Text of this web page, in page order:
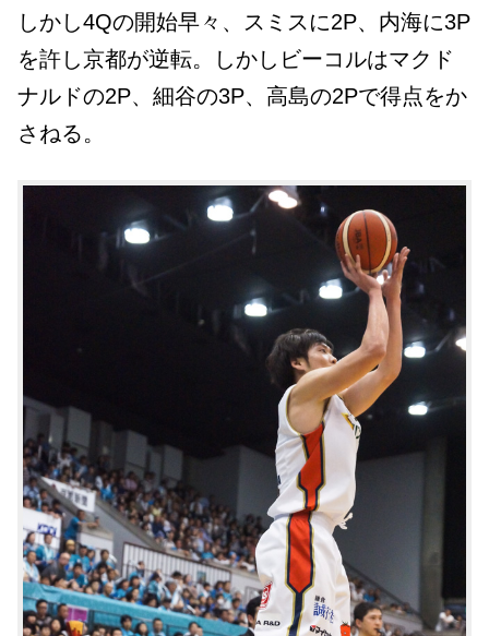
しかし4Qの開始早々、スミスに2P、内海に3P
を許し京都が逆転。しかしビーコルはマクド
ナルドの2P、細谷の3P、高島の2Pで得点をか
さねる。